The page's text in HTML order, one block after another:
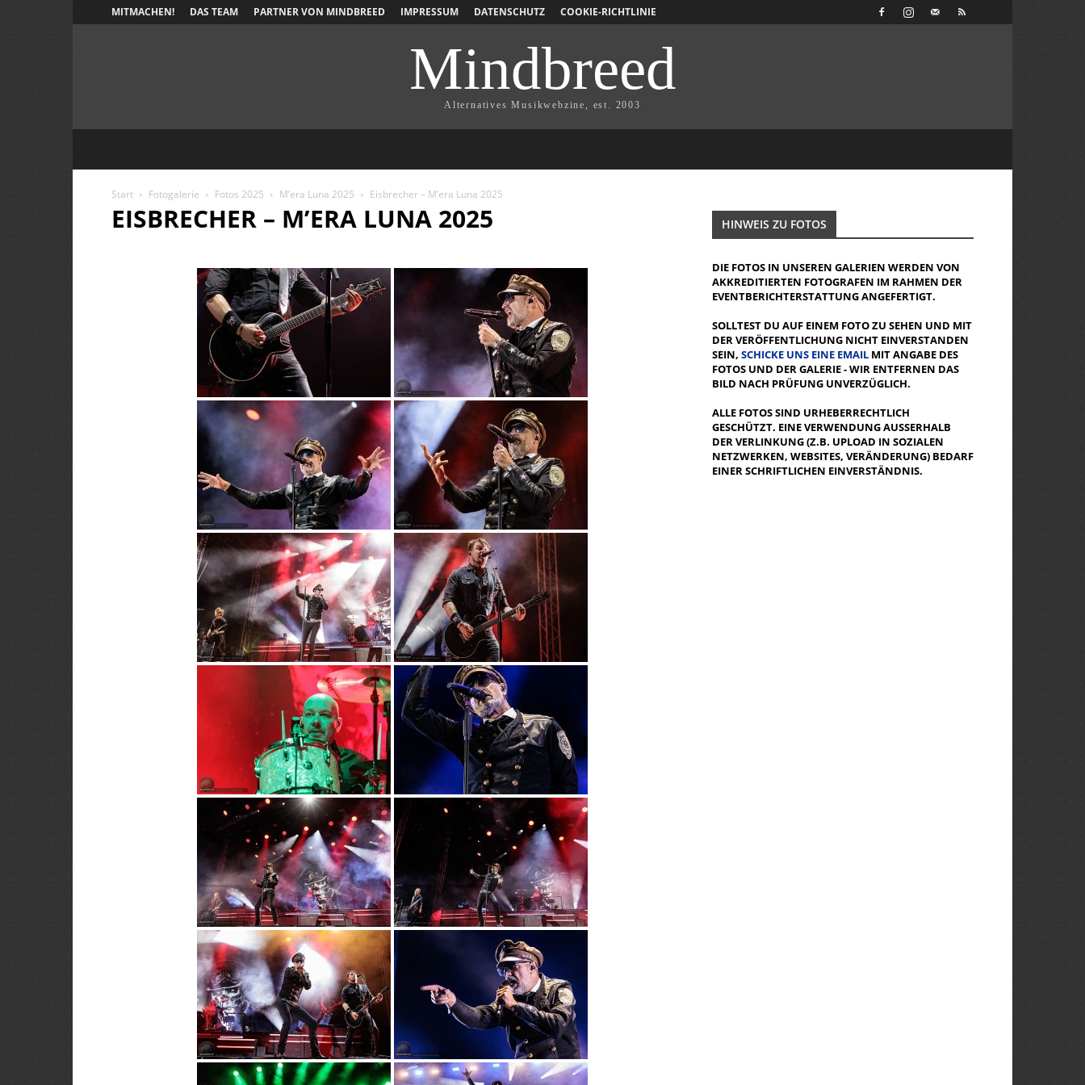
MITMACHEN! DAS TEAM PARTNER VON MINDBREED IMPRESSUM DATENSCHUTZ COOKIE-RICHTLINIE
Mindbreed
Alternatives Musikwebzine, est. 2003
Start Fotogalerie Fotos 2025 M’era Luna 2025 Eisbrecher – M’era Luna 2025
EISBRECHER – M’ERA LUNA 2025 HINWEIS ZU FOTOS
DIE FOTOS IN UNSEREN GALERIEN WERDEN VON
AKKREDITIERTEN FOTOGRAFEN IM RAHMEN DER
EVENTBERICHTERSTATTUNG ANGEFERTIGT.
SOLLTEST DU AUF EINEM FOTO ZU SEHEN UND MIT
DER VERÖFFENTLICHUNG NICHT EINVERSTANDEN
SEIN, SCHICKE UNS EINE EMAIL MIT ANGABE DES
FOTOS UND DER GALERIE - WIR ENTFERNEN DAS
BILD NACH PRÜFUNG UNVERZÜGLICH.
ALLE FOTOS SIND URHEBERRECHTLICH
GESCHÜTZT. EINE VERWENDUNG AUSSERHALB D
ER VERLINKUNG (Z.B. UPLOAD IN SOZIALEN N
ETZWERKEN, WEBSITES, VERÄNDERUNG) BEDARF E
INER SCHRIFTLICHEN EINVERSTÄNDNIS.